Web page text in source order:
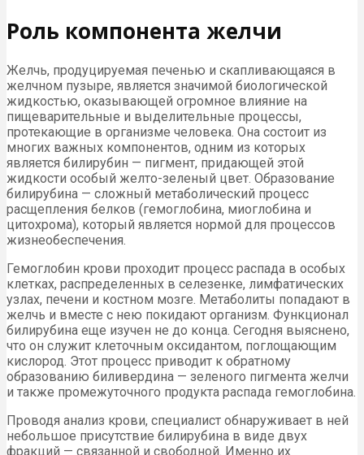
Роль компонента желчи
Желчь, продуцируемая печенью и скапливающаяся в
желчном пузыре, является значимой биологической
жидкостью, оказывающей огромное влияние на
пищеварительные и выделительные процессы,
протекающие в организме человека. Она состоит из
многих важных компонентов, одним из которых
является билирубин — пигмент, придающей этой
жидкости особый желто-зеленый цвет. Образование
билирубина — сложный метаболический процесс
расщепления белков (гемоглобина, миоглобина и
цитохрома), который является нормой для процессов
жизнеобеспечения.
Гемоглобин крови проходит процесс распада в особых
клетках, распределенных в селезенке, лимфатических
узлах, печени и костном мозге. Метаболиты попадают в
желчь и вместе с нею покидают организм. Функционал
билирубина еще изучен не до конца. Сегодня выяснено,
что он служит клеточным оксидантом, поглощающим
кислород. Этот процесс приводит к обратному
образованию биливердина — зеленого пигмента желчи
и также промежуточного продукта распада гемоглобина.
Проводя анализ крови, специалист обнаруживает в ней
небольшое присутствие билирубина в виде двух
фракций — связанной и свободной. Именно их